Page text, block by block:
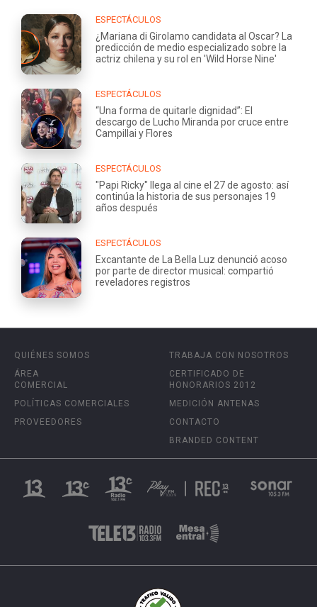
ESPECTÁCULOS
¿Mariana di Girolamo candidata al Oscar? La
predicción de medio especializado sobre la
actriz chilena y su rol en 'Wild Horse Nine'
ESPECTÁCULOS
“Una forma de quitarle dignidad”: El
descargo de Lucho Miranda por cruce entre
Campillai y Flores
ESPECTÁCULOS
"Papi Ricky" llega al cine el 27 de agosto: así
continúa la historia de sus personajes 19
años después
ESPECTÁCULOS
Excantante de La Bella Luz denunció acoso
por parte de director musical: compartió
reveladores registros
QUIÉNES SOMOS
ÁREA
COMERCIAL
POLÍTICAS COMERCIALES
PROVEEDORES
TRABAJA CON NOSOTROS
CERTIFICADO DE
HONORARIOS 2012
MEDICIÓN ANTENAS
CONTACTO
BRANDED CONTENT